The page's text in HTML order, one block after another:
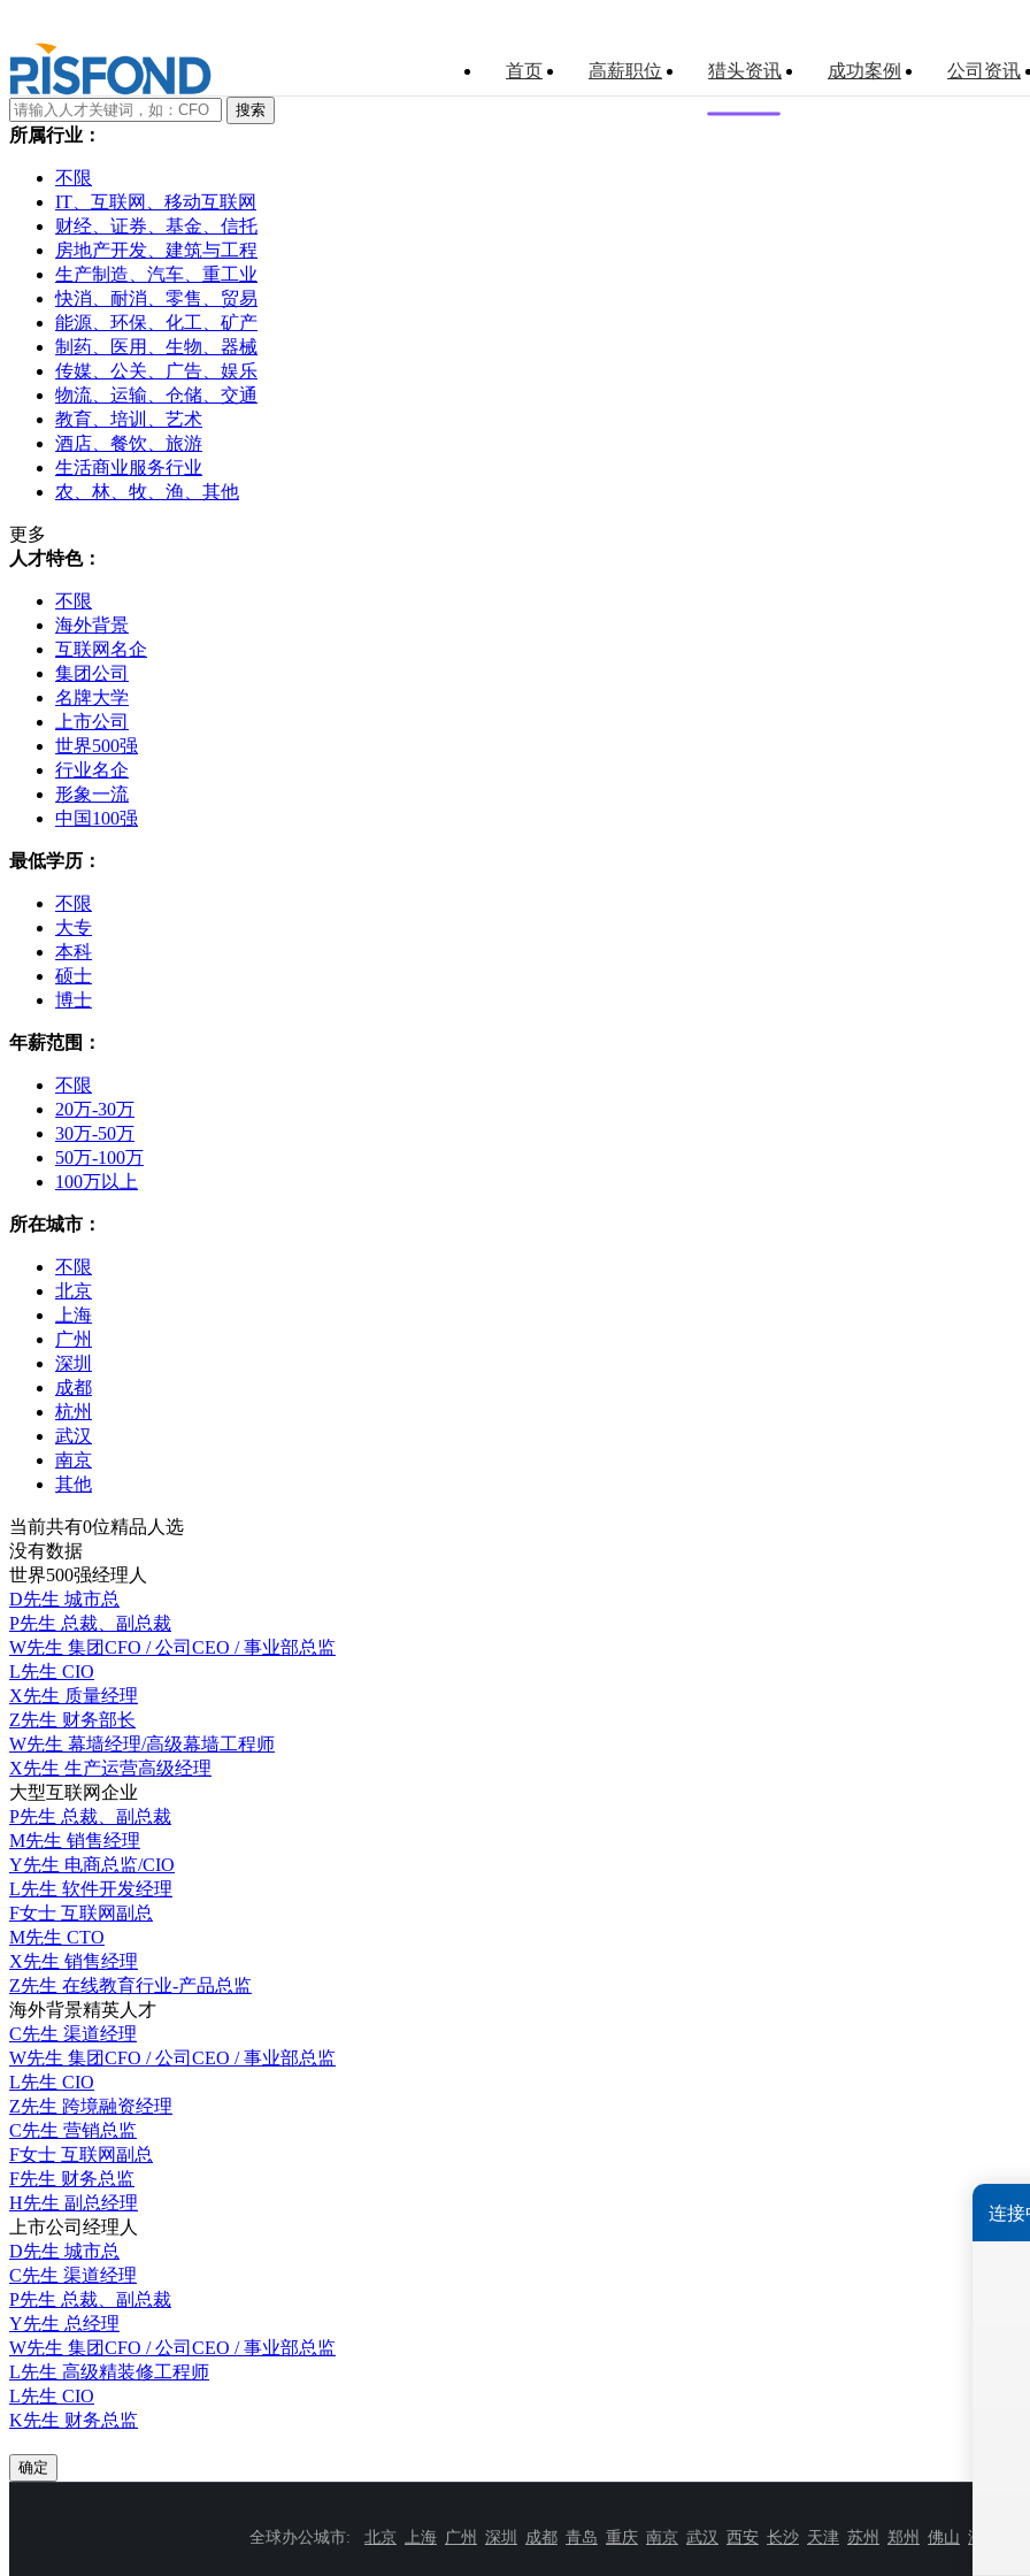
首页 高薪职位 猎头资讯 成功案例 公司资讯
所属行业：
不限
IT、互联网、移动互联网
财经、证券、基金、信托
房地产开发、建筑与工程
生产制造、汽车、重工业
快消、耐消、零售、贸易
能源、环保、化工、矿产
制药、医用、生物、器械
传媒、公关、广告、娱乐
物流、运输、仓储、交通
教育、培训、艺术
酒店、餐饮、旅游
生活商业服务行业
农、林、牧、渔、其他
更多
人才特色：
不限
海外背景
互联网名企
集团公司
名牌大学
上市公司
世界500强
行业名企
形象一流
中国100强
最低学历：
不限
大专
本科
硕士
博士
年薪范围：
不限
20万-30万
30万-50万
50万-100万
100万以上
所在城市：
不限
北京
上海
广州
深圳
成都
杭州
武汉
南京
其他
当前共有0位精品人选
没有数据
世界500强经理人
D先生 城市总
P先生 总裁、副总裁
W先生 集团CFO / 公司CEO / 事业部总监
L先生 CIO
X先生 质量经理
Z先生 财务部长
W先生 幕墙经理/高级幕墙工程师
X先生 生产运营高级经理
大型互联网企业
P先生 总裁、副总裁
M先生 销售经理
Y先生 电商总监/CIO
L先生 软件开发经理
F女士 互联网副总
M先生 CTO
X先生 销售经理
Z先生 在线教育行业-产品总监
海外背景精英人才
C先生 渠道经理
W先生 集团CFO / 公司CEO / 事业部总监
L先生 CIO
Z先生 跨境融资经理
C先生 营销总监
F女士 互联网副总
F先生 财务总监
H先生 副总经理
上市公司经理人
D先生 城市总
C先生 渠道经理
P先生 总裁、副总裁
Y先生 总经理
W先生 集团CFO / 公司CEO / 事业部总监
L先生 高级精装修工程师
L先生 CIO
K先生 财务总监
确定
全球办公城市: 北京 上海 广州 深圳 成都 青岛 重庆 南京 武汉 西安 长沙 天津 苏州 郑州 佛山 济南